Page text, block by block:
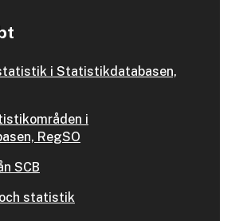
i Statistikdatabasen,
i
RegSO
SCB
statistik